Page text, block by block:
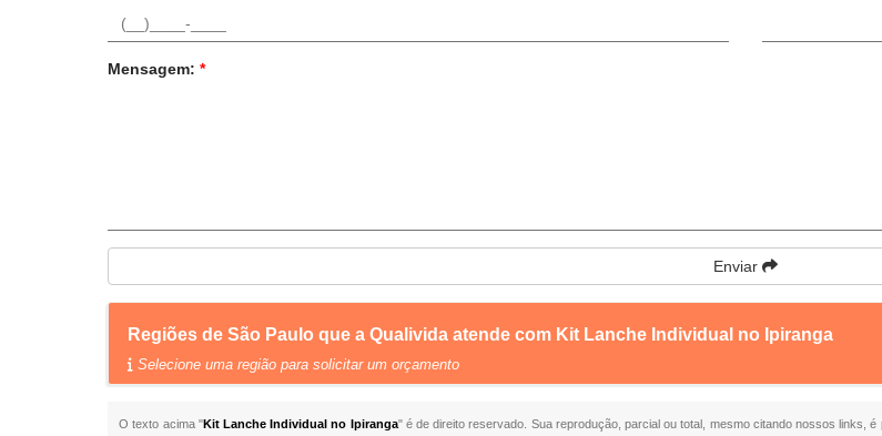
Mensagem:*
Enviar
Regiões de São Paulo que a Qualivida atende com Kit Lanche Individual no Ipiranga
Selecione uma região para solicitar um orçamento
O texto acima "Kit Lanche Individual no Ipiranga" é de direito reservado. Sua reprodução, parcial ou total, mesmo citando nossos links,